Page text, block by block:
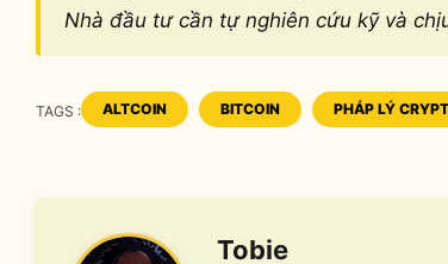
Nhà đầu tư cần tự nghiên cứu kỹ và
TAGS :
TAGS
ALTCOIN BITCOIN PHÁP LÝ
Tobie